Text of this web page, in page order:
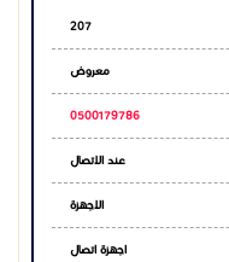
207
معروض
0500179786
عند الاتصال
الاجهزة
اجهزة اتصال